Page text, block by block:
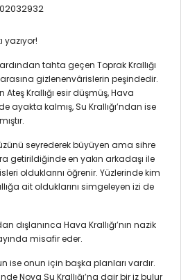
yazıyor!
ardından tahta geçen Toprak Krallığı
gizlenenvârislerin peşindedir.
Ateş Krallığı esir düşmüş, Hava
ayakta kalmış, Su Krallığı’ndan ise
seyrederek büyüyen ama sihre
getirildiğinde en yakın arkadaşı ile
olduklarını öğrenir. Yüzlerinde kim
ait olduklarını simgeleyen izi de
dışlanınca Hava Krallığı’nın nazik
misafir eder.
ise onun için başka planları vardır.
Nova Su Krallığı’na dair bir iz bulur